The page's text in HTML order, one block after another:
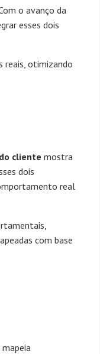
o avanço da
esses dois
reais, otimizando
cliente mostra
dois
real
com base